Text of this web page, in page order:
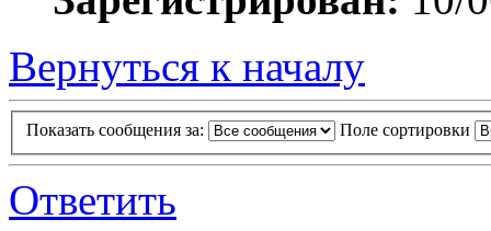
Вернуться к началу
Показать сообщения за: Поле сортировки
Ответить